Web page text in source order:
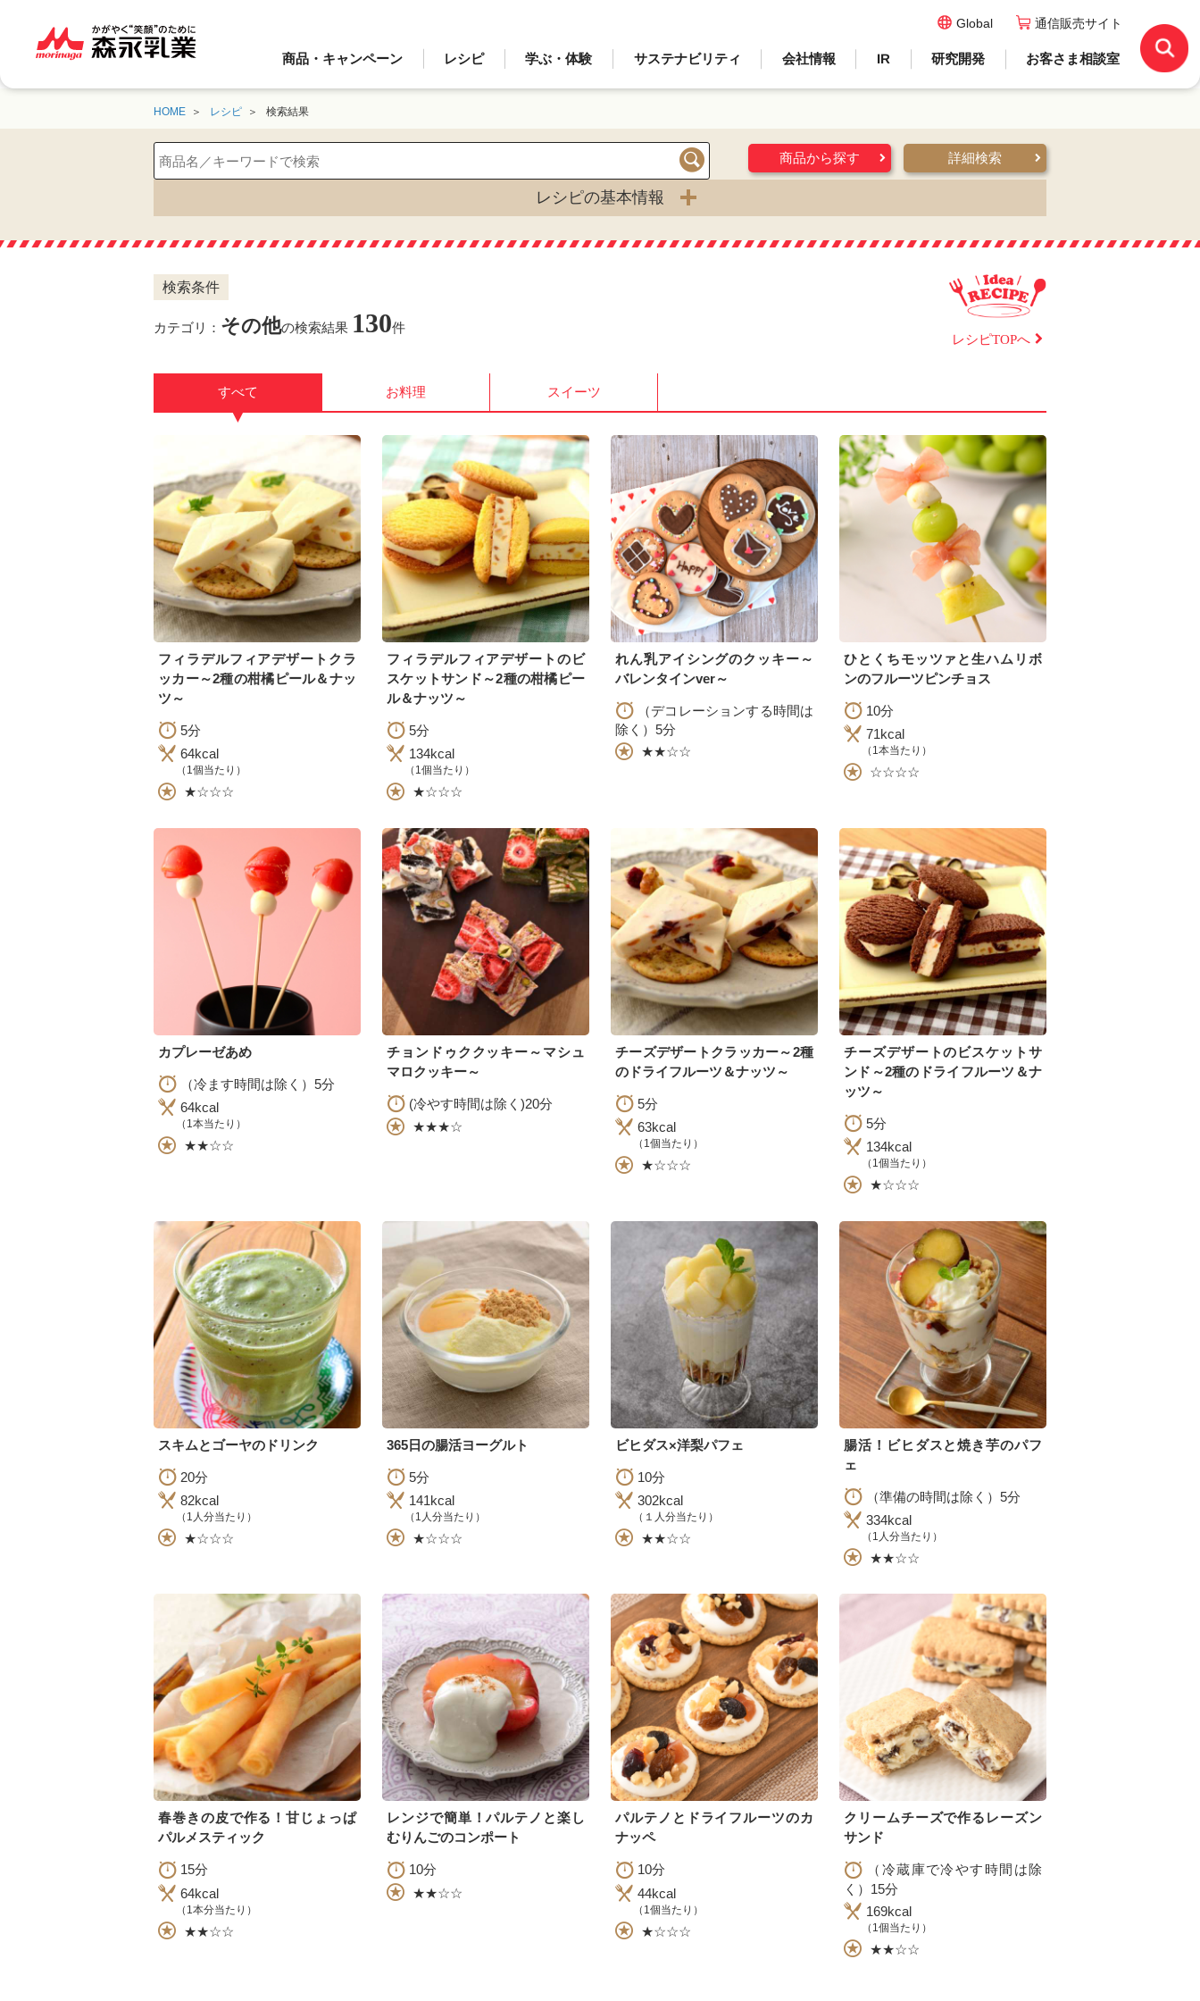
商品・キャンペーン レシピ 学ぶ・体験 サステナビリティ 会社情報 IR 研究開発 お客さま相談室
Global 通信販売サイト
HOME レシピ 検索結果
検索
商品から探す 詳細検索
レシピの基本情報
検索条件
カテゴリ： その他の検索結果 130件
レシピTOPへ
すべて
▼
お料理 スイーツ
フィラデルフィアデザートクラ
ッカー～2種の柑橘ピール＆ナッ
ツ～
5分
64kcal
（1個当たり）
★☆☆☆
フィラデルフィアデザートのビ
スケットサンド～2種の柑橘ピー
ル＆ナッツ～
5分
134kcal
（1個当たり）
★☆☆☆
れん乳アイシングのクッキー～
バレンタインver～
（デコレーションする時間は
除く）5分
★★☆☆
ひとくちモッツァと生ハムリボ
ンのフルーツピンチョス
10分
71kcal
（1本当たり）
☆☆☆☆
カプレーゼあめ
（冷ます時間は除く）5分
64kcal
（1本当たり）
★★☆☆
チョンドゥククッキー～マシュ
マロクッキー～
(冷やす時間は除く)20分
★★★☆
チーズデザートクラッカー～2種
のドライフルーツ＆ナッツ～
5分
63kcal
（1個当たり）
★☆☆☆
チーズデザートのビスケットサ
ンド～2種のドライフルーツ＆ナ
ッツ～
5分
134kcal
（1個当たり）
★☆☆☆
スキムとゴーヤのドリンク
20分
82kcal
（1人分当たり）
★☆☆☆
365日の腸活ヨーグルト
5分
141kcal
（1人分当たり）
★☆☆☆
ビヒダス×洋梨パフェ
10分
302kcal
（１人分当たり）
★★☆☆
腸活！ビヒダスと焼き芋のパフ
ェ
（準備の時間は除く）5分
334kcal
（1人分当たり）
★★☆☆
春巻きの皮で作る！甘じょっぱ
パルメスティック
15分
64kcal
（1本分当たり）
★★☆☆
レンジで簡単！パルテノと楽し
むりんごのコンポート
10分
★★☆☆
パルテノとドライフルーツのカ
ナッペ
10分
44kcal
（1個当たり）
★☆☆☆
クリームチーズで作るレーズン
サンド
（冷蔵庫で冷やす時間は除
く）15分
169kcal
（1個当たり）
★★☆☆